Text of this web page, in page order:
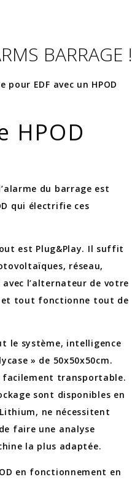
BARRAGE !
EDF avec un HPOD
HPOD
du barrage est
qui électrifie ces
est Plug&Play. Il suffit
réseau,
l’alternateur de votre
et tout fonctionne tout de
le système, intelligence
» de 50x50x50cm.
facilement transportable.
sont disponibles en
ne nécessitent
faire une analyse
la plus adaptée.
en fonctionnement en